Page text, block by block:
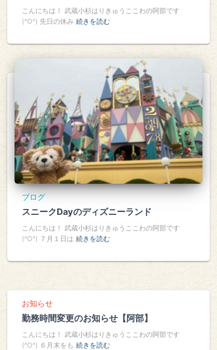
こんにちは！ 武蔵小杉はりきゅうここわの阿部です
(^O^) 先日の休み 続きを読む
ブログ
スニークDayのディズニーランド
こんにちは！ 武蔵小杉はりきゅうここわの阿部です
(^O^) ７月１日は 続きを読む
お知らせ
勤務時間変更のお知らせ【阿部】
こんにちは！ 武蔵小杉はりきゅうここわの阿部です
(^O^) ６月末をも 続きを読む